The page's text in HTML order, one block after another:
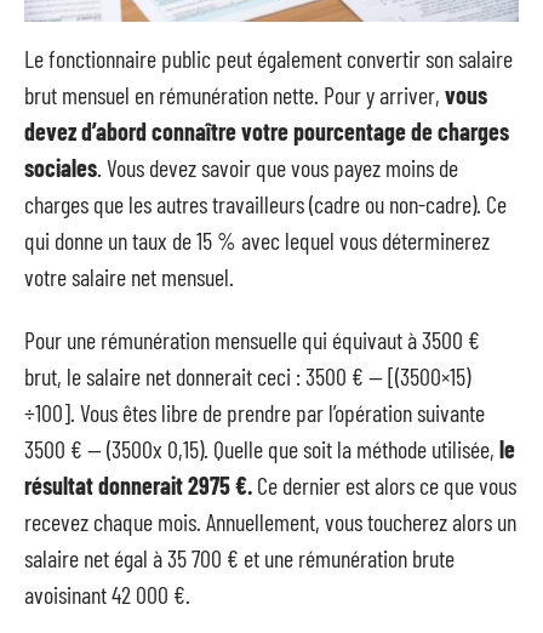
Le fonctionnaire public peut également convertir son salaire
brut mensuel en rémunération nette. Pour y arriver, vous
devez d’abord connaître votre pourcentage de charges
sociales. Vous devez savoir que vous payez moins de
charges que les autres travailleurs (cadre ou non-cadre). Ce
qui donne un taux de 15 % avec lequel vous déterminerez
votre salaire net mensuel.
Pour une rémunération mensuelle qui équivaut à 3500 €
brut, le salaire net donnerait ceci : 3500 € — [(3500×15)
÷100]. Vous êtes libre de prendre par l’opération suivante
3500 € — (3500x 0,15). Quelle que soit la méthode utilisée, le
résultat donnerait 2975 €. Ce dernier est alors ce que vous
recevez chaque mois. Annuellement, vous toucherez alors un
salaire net égal à 35 700 € et une rémunération brute
avoisinant 42 000 €.